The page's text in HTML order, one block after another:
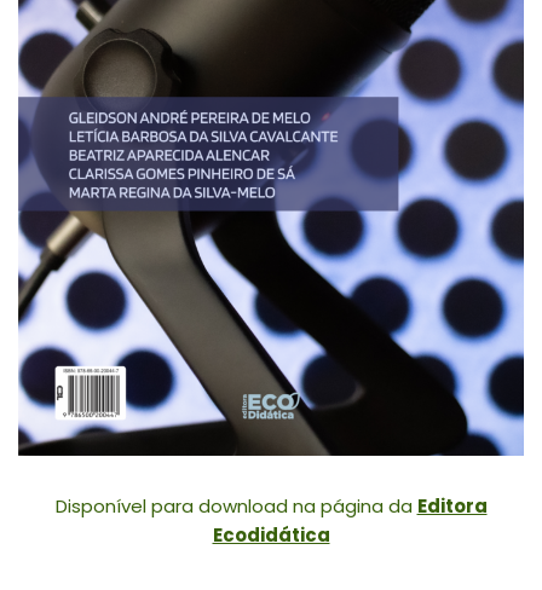
Disponível para download na página da Editora
Ecodidática